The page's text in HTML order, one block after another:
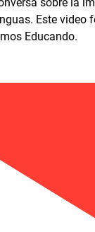
Este video
Educando.